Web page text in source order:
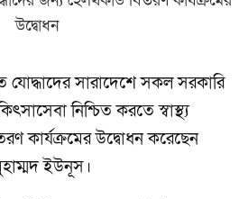
সারাদেশে সকল সরকারি
নিশ্চিত করতে স্বাস্থ্য
কার্যক্রমের উদ্বোধন করেছেন
ইউনূস।